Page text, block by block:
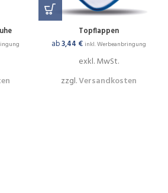
Topflappen
ab3,44 € inkl. Werbeanbringung
exkl. MwSt.
zzgl.Versandkosten